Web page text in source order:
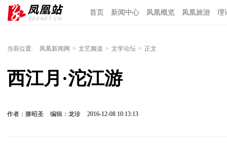
首页 新闻中心 凤凰概览 凤凰旅游 理
当前位置: 凤凰新闻网 > 文艺频道 > 文学论坛 > 正文
西江月·沱江游
作者：滕昭圣 编辑：龙珍 2016-12-08 10:13:13